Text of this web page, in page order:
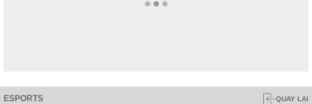
ESPORTS QUAY LẠI